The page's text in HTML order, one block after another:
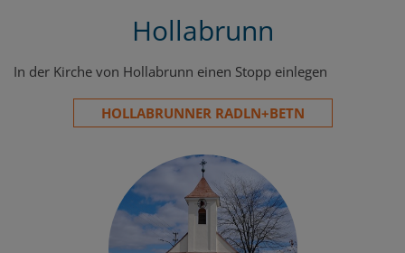
Hollabrunn
In der Kirche von Hollabrunn einen Stopp einlegen
HOLLABRUNNER RADLN+BETN